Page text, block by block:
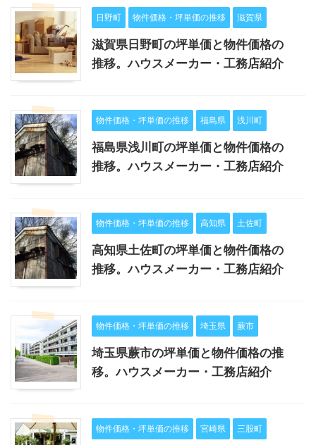
日野町 物件価格・坪単価の推移 滋賀県
滋賀県日野町の坪単価と物件価格の
推移。ハウスメーカー・工務店紹介
物件価格・坪単価の推移 福島県 浅川町
福島県浅川町の坪単価と物件価格の
推移。ハウスメーカー・工務店紹介
物件価格・坪単価の推移 高知県 土佐町
高知県土佐町の坪単価と物件価格の
推移。ハウスメーカー・工務店紹介
物件価格・坪単価の推移 埼玉県 蕨市
埼玉県蕨市の坪単価と物件価格の推
移。ハウスメーカー・工務店紹介
物件価格・坪単価の推移 宮崎県 三股町